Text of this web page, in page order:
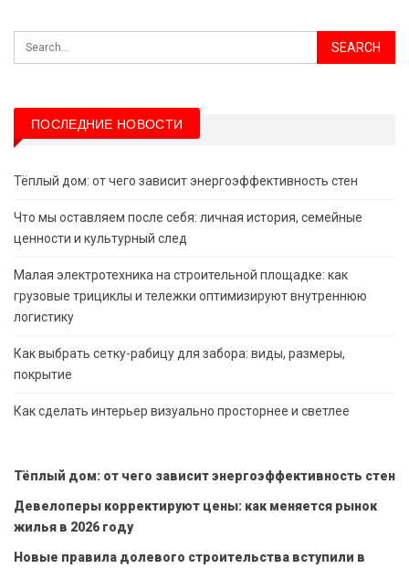
ПОСЛЕДНИЕ НОВОСТИ
Тёплый дом: от чего зависит энергоэффективность стен
Что мы оставляем после себя: личная история, семейные
ценности и культурный след
Малая электротехника на строительной площадке: как
грузовые трициклы и тележки оптимизируют внутреннюю
логистику
Как выбрать сетку-рабицу для забора: виды, размеры,
покрытие
Как сделать интерьер визуально просторнее и светлее
Тёплый дом: от чего зависит энергоэффективность стен
Девелоперы корректируют цены: как меняется рынок
жилья в 2026 году
Новые правила долевого строительства вступили в